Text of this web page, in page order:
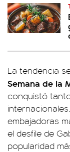
La tendencia
Semana de la
conquistó
embajadoras
el desfile de
popularidad